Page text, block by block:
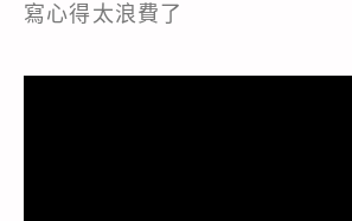
寫心得太浪費了